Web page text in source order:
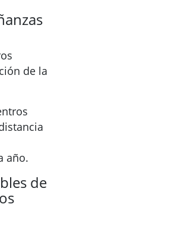
de la
año.
de